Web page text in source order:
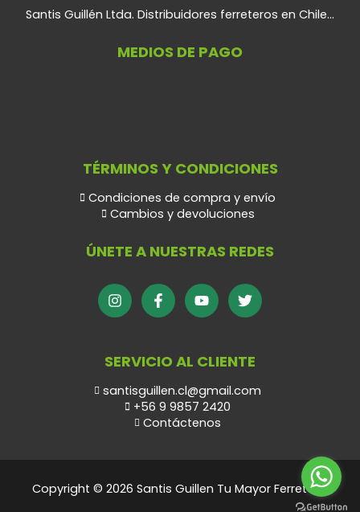
Santis Guillén Ltda. Distribuidores ferreteros en Chile...
MEDIOS DE PAGO
TÉRMINOS Y CONDICIONES
Condiciones de compra y envío
Cambios y devoluciones
ÚNETE A NUESTRAS REDES
SERVICIO AL CLIENTE
santisguillen.cl@gmail.com
+56 9 9857 2420
Contáctenos
Copyright © 2026 Santis Guillen Tu Mayor Ferretero.